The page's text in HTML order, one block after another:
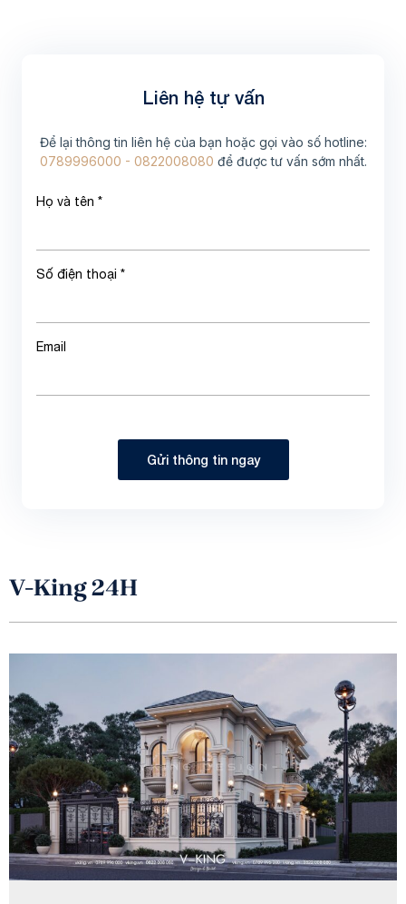
Liên hệ tự vấn
Để lại thông tin liên hệ của bạn hoặc gọi vào số hotline:
0789996000 - 0822008080 để được tư vấn sớm nhất.
Họ và tên *
Số điện thoại *
Email
Gửi thông tin ngay
V-King 24H